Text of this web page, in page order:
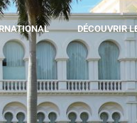
DÉCOUVRIR